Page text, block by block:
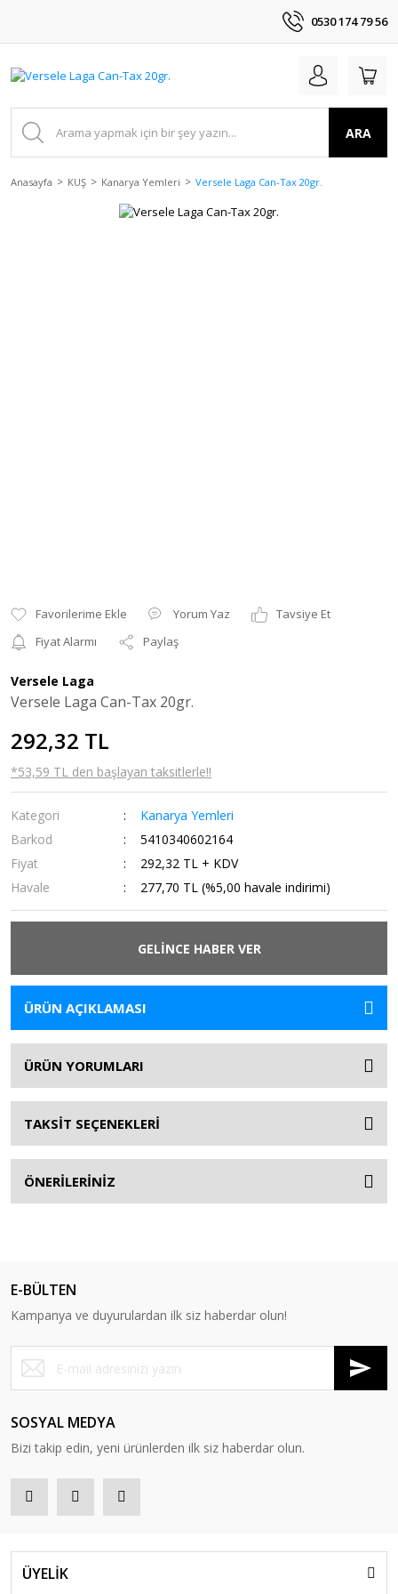
0530 174 79 56
ARA
Anasayfa KUŞ Kanarya Yemleri Versele Laga Can-Tax 20gr.
Yorum Yaz
Tavsiye Et
Fiyat Alarmı
Paylaş
Versele Laga
Versele Laga Can-Tax 20gr.
292,32 TL
*53,59 TL den başlayan taksitlerle!!
Kategori
Kanarya Yemleri
Barkod
5410340602164
Fiyat
292,32 TL + KDV
Havale
277,70 TL (%5,00 havale indirimi)
GELİNCE HABER VER
ÜRÜN AÇIKLAMASI
ÜRÜN YORUMLARI
TAKSİT SEÇENEKLERİ
ÖNERİLERİNİZ
E-BÜLTEN
Kampanya ve duyurulardan ilk siz haberdar olun!
SOSYAL MEDYA
Bizi takip edin, yeni ürünlerden ilk siz haberdar olun.
ÜYELİK